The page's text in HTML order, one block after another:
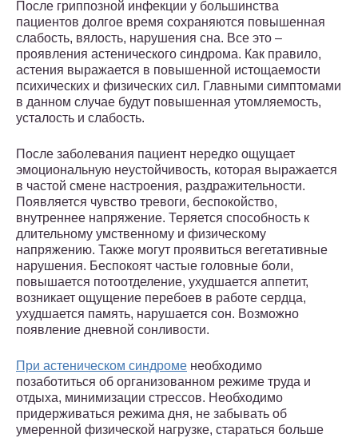
После гриппозной инфекции у большинства
пациентов долгое время сохраняются повышенная
слабость, вялость, нарушения сна. Все это –
проявления астенического синдрома. Как правило,
астения выражается в повышенной истощаемости
психических и физических сил. Главными симптомами
в данном случае будут повышенная утомляемость,
усталость и слабость.
После заболевания пациент нередко ощущает
эмоциональную неустойчивость, которая выражается
в частой смене настроения, раздражительности.
Появляется чувство тревоги, беспокойство,
внутреннее напряжение. Теряется способность к
длительному умственному и физическому
напряжению. Также могут проявиться вегетативные
нарушения. Беспокоят частые головные боли,
повышается потоотделение, ухудшается аппетит,
возникает ощущение перебоев в работе сердца,
ухудшается память, нарушается сон. Возможно
появление дневной сонливости.
При астеническом синдроме необходимо
позаботиться об организованном режиме труда и
отдыха, минимизации стрессов. Необходимо
придерживаться режима дня, не забывать об
умеренной физической нагрузке, стараться больше